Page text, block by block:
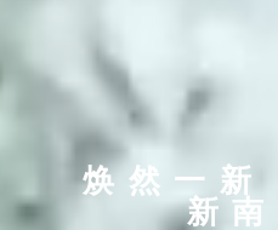
焕然一新
新